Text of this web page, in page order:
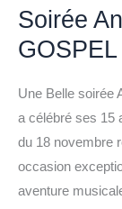
Soirée
GOSPEL
Une Belle soirée
a célébré ses 15
du 18 novembre
occasion
aventure